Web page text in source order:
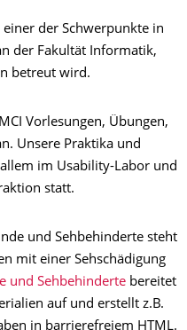
der Schwerpunkte in
der Fakultät Informatik,
betreut wird.
Vorlesungen, Übungen,
Unsere Praktika und
im Usability-Labor und
statt.
und Sehbehinderte steht
mit einer Sehschädigung
und Sehbehindertebereitet
auf und erstellt z.B.
in barrierefreiem HTML.